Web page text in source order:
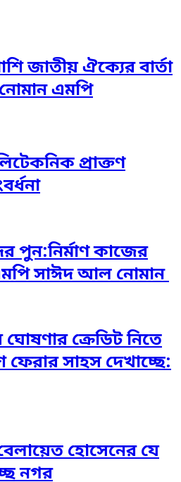
জাতীয় ঐক্যের বার্তা
এমপি
প্রাক্তণ
পুন:নির্মাণ কাজের
এমপি সাঈদ আল নোমান
ক্রেডিট নিতে
ফেরার সাহস দেখাচ্ছে:
হোসেনের যে
নগর